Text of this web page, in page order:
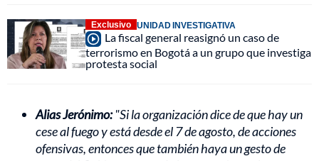
Exclusivo UNIDAD INVESTIGATIVA
La fiscal general reasignó un caso de
terrorismo en Bogotá a un grupo que investiga
protesta social
Alias Jerónimo: "Si la organización dice de que hay un
cese al fuego y está desde el 7 de agosto, de acciones
ofensivas, entonces que también haya un gesto de